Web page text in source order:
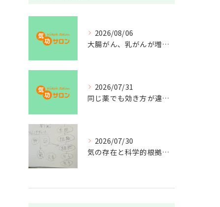
2026/08/06
大腸がん、乳がんが増えた理由
2026/07/31
同じ薬でも効き方が違う？
2026/07/30
気の存在と科学的根拠の授業